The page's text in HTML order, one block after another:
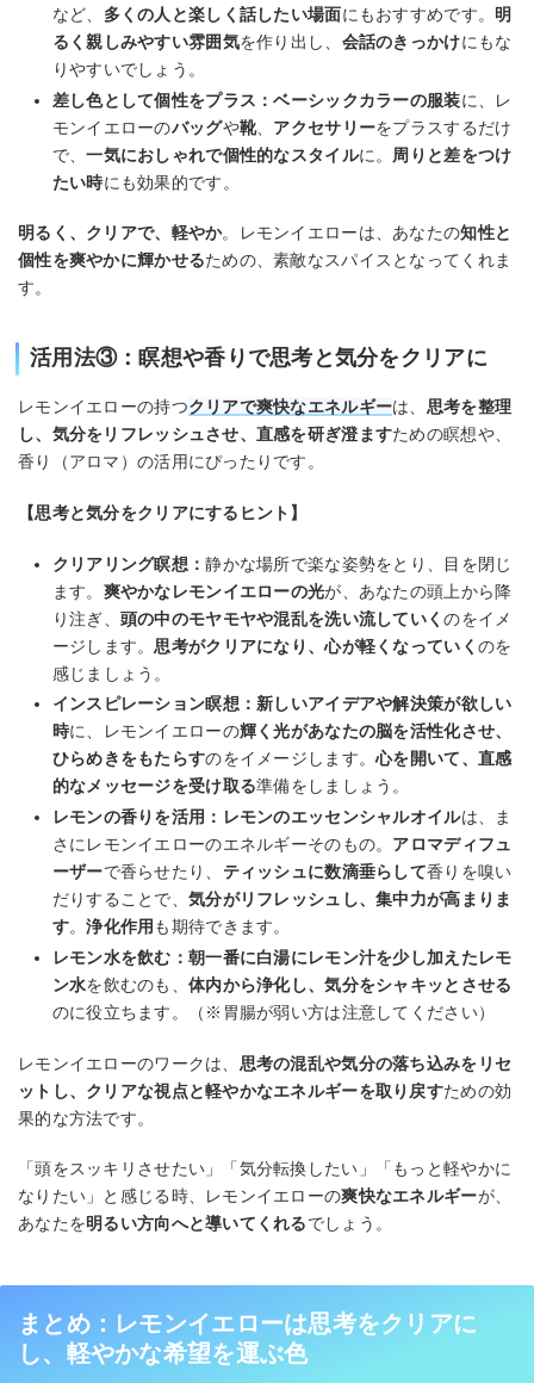
など、 多くの人と楽しく話したい場面にもおすすめです。 明
るく親しみやすい雰囲気を作り出し、 会話のきっかけにもな
りやすいでしょう。
差し色として個性をプラス：ベーシックカラーの服装に、レ
モンイエローのバッグや靴、 アクセサリーをプラスするだけ
で、一気におしゃれで個性的なスタイルに。 周りと差をつけ
たい時にも効果的です。
明るく、クリアで、軽やか。レモンイエローは、あなたの知性と
個性を爽やかに輝かせるための、素敵なスパイスとなってくれま
す。
活用法③：瞑想や香りで思考と気分をクリアに
レモンイエローの持つクリアで爽快なエネルギーは、 思考を整理
し、気分をリフレッシュさせ、直感を研ぎ澄ますための瞑想や、
香り（アロマ）の活用にぴったりです。
【思考と気分をクリアにするヒント】
クリアリング瞑想：静かな場所で楽な姿勢をとり、目を閉じ
ます。 爽やかなレモンイエローの光が、あなたの頭上から降
り注ぎ、 頭の中のモヤモヤや混乱を洗い流していくのをイメ
ージします。思考がクリアになり、心が軽くなっていく のを
感じましょう。
インスピレーション瞑想：新しいアイデアや解決策が欲しい
時に、レモンイエローの輝く光があなたの脳を活性化させ、
ひらめきをもたらすのをイメージします。心を開いて、直感
的なメッセージを受け取る準備をしましょう。
レモンの香りを活用： レモンのエッセンシャルオイルは、ま
さにレモンイエローのエネルギーそのもの。 アロマディフュ
ーザーで香らせたり、 ティッシュに数滴垂らして香りを嗅い
だりすることで、気分がリフレッシュし、集中力が高まりま
す。浄化作用 も期待できます。
レモン水を飲む：朝一番に白湯にレモン汁を少し加えたレモ
ン水を飲むのも、体内から浄化し、気分をシャキッとさせる
のに役立ちます。（※胃腸が弱い方は注意してください）
レモンイエローのワークは、 思考の混乱や気分の落ち込みをリセ
ットし、クリアな視点と軽やかなエネルギーを取り戻すための効
果的な方法です。
「頭をスッキリさせたい」「気分転換したい」「もっと軽やかに
なりたい」と感じる時、レモンイエローの爽快なエネルギーが、
あなたを明るい方向へと導いてくれるでしょう。
まとめ：レモンイエローは思考をクリアに
し、軽やかな希望を運ぶ色